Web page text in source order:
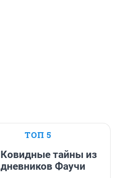
ТОП 5
Ковидные тайны из
дневников Фаучи